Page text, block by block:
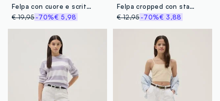
Felpa con cuore e scritta "Live the campus party"
€ 19,95-70%€ 5,98
Felpa cropped con stampa foil
€ 12,95 -70%€ 3,88